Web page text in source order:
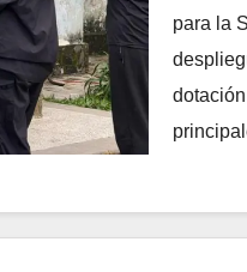
para la